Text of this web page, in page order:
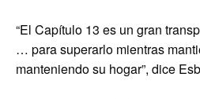
“El Capítulo 13 es un gran
… para superarlo mientras
manteniendo su hogar”, dice